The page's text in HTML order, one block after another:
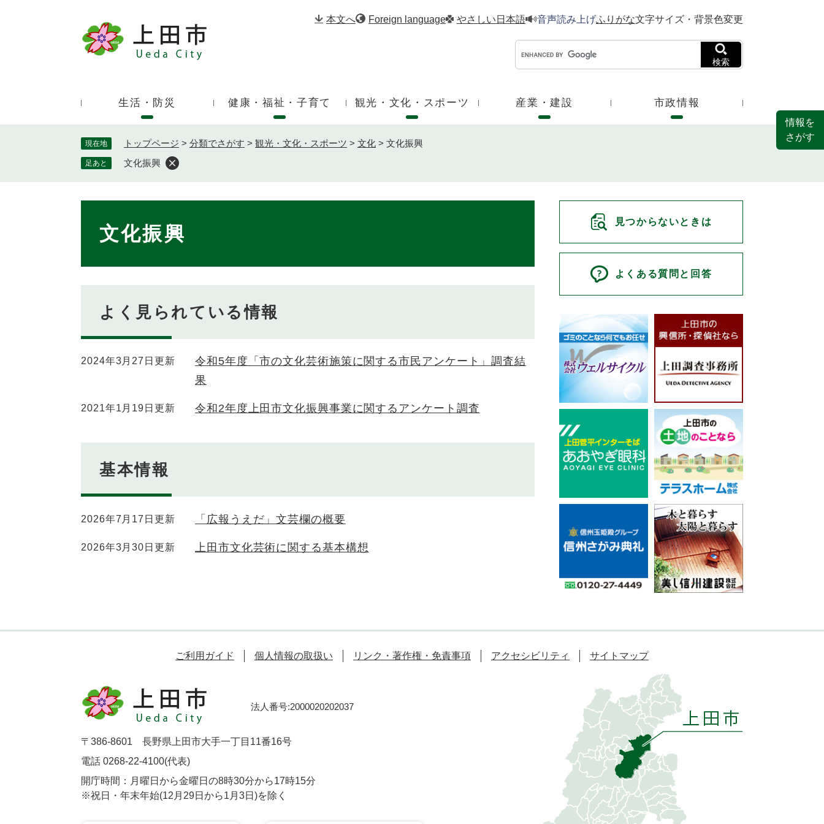
。
本文へ Foreign language やさしい日本語 音声読み上げふりがな文字サイズ・背景色変更
ド
検索
生活・防災 健康・福祉・子育て 観光・文化・スポーツ 産業・建設 市政情報
現在地 トップページ > 分類でさがす > 観光・文化・スポーツ > 文化 > 文化振興
足あと 文化振興
文化振興
よく見られている情報
2024年3月27日更新
令和5年度「市の文化芸術施策に関する市民アンケート」調査結
果
2021年1月19日更新 令和2年度上田市文化振興事業に関するアンケート調査
基本情報
2026年7月17日更新 「広報うえだ」文芸欄の概要
2026年3月30日更新 上田市文化芸術に関する基本構想
見つからないときは
よくある質問と回答
情報を
さがす
ご利用ガイド 個人情報の取扱い リンク・著作権・免責事項 アクセシビリティ サイトマップ
法人番号:2000020202037
〒386-8601 長野県上田市大手一丁目11番16号
電話 0268-22-4100(代表)
開庁時間：月曜日から金曜日の8時30分から17時15分
※祝日・年末年始(12月29日から1月3日)を除く